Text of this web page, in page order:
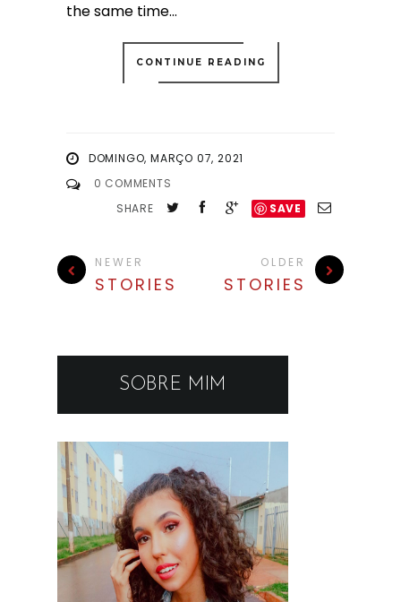
the same time...
CONTINUE READING
DOMINGO, MARÇO 07, 2021
0 COMMENTS
SHARE
SAVE
NEWER
STORIES
OLDER
STORIES
SOBRE MIM